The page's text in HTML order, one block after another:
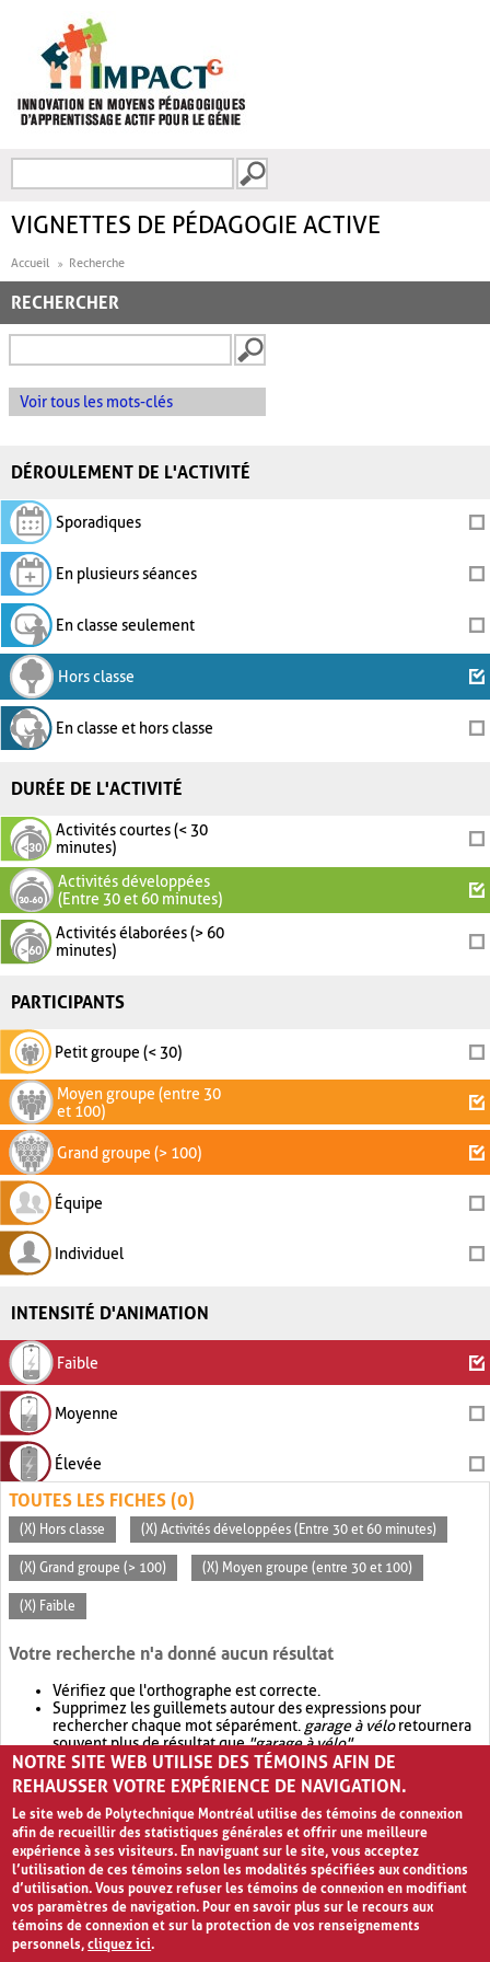
FORMULAIRE DE
VIGNETTES DE PÉDAGOGIE ACTIVE
Accueil Recherche
RECHERCHER
Voir tous les mots-clés
DÉROULEMENT DE L'ACTIVITÉ
Sporadiques
En plusieurs séances
En classe seulement
Hors classe
En classe et hors classe
DURÉE DE L'ACTIVITÉ
Activités courtes (< 30
minutes)
Activités développées
(Entre 30 et 60 minutes)
Activités élaborées (> 60
minutes)
PARTICIPANTS
Petit groupe (< 30)
Moyen groupe (entre 30
et 100)
Grand groupe (> 100)
Équipe
Individuel
INTENSITÉ D'ANIMATION
Faible
Moyenne
Élevée
TOUTES LES FICHES (0)
(X) Hors classe (X) Activités développées (Entre 30 et 60 minutes)
(X) Grand groupe (> 100) (X) Moyen groupe (entre 30 et 100)
(X) Faible
Votre recherche n'a donné aucun résultat
Vérifiez que l'orthographe est correcte.
Supprimez les guillemets autour des expressions pour
rechercher chaque mot séparément. garage à véloretournera
souvent plus de résultat que"garage à vélo".
Envisagez d'élargir votre recherche avec OR.garage OR vélo
retournera souvent plus de résultat quegarage à vélo
NOTRE SITE WEB UTILISE DES TÉMOINS AFIN DE
REHAUSSER VOTRE EXPÉRIENCE DE NAVIGATION.
Le site web de Polytechnique Montréal utilise des témoins de connexion
afin de recueillir des statistiques générales et offrir une meilleure
expérience à ses visiteurs. En naviguant sur le site, vous acceptez
l’utilisation de ces témoins selon les modalités spécifiées aux conditions
d’utilisation. Vous pouvez refuser les témoins de connexion en modifiant
vos paramètres de navigation. Pour en savoir plus sur le recours aux
témoins de connexion et sur la protection de vos renseignements
personnels,cliquez ici.